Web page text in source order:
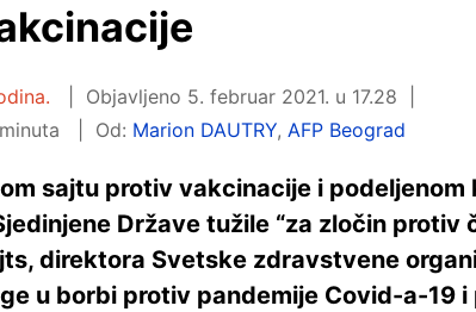
Objavljeno 5. februar 2021. u 17.28
Od: Marion DAUTRY, AFP Beograd
sajtu protiv vakcinacije i podeljenom
Države tužile “za zločin protiv
direktora Svetske zdravstvene
u borbi protiv pandemije Covid-a-19 i